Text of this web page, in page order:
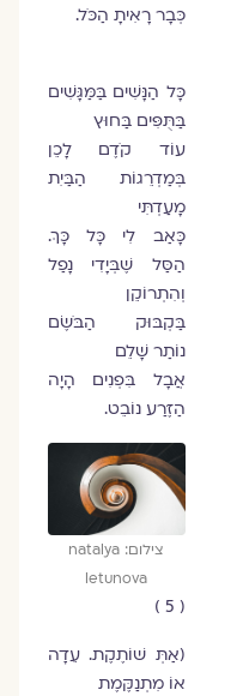
כְּבָר רָאִיתָ הַכֹּל.
כָּל הַנָּשִׁים בַּמַּגָּשִׁים
בַּתֻּפִּים בַּחוּץ
עוֹד קֹדֶם לָכֵן
בְּמַדְרֵגוֹת הַבַּיִת
מָעַדְתִּי
כָּאַב לִי כָּל כָּךְ.
הַסַּל שֶׁבְּיָדִי נָפַל
וְהִתְרוֹקֵן
בַּקְבּוּק הַבֹּשֶׂם
נוֹתַר שָׁלֵם
אֲבָל בִּפְנִים הָיָה
הַזֶּרַע נוֹבֵט.
צילום: natalya
letunova
(אַתְּ שׁוֹתֶקֶת. עֵדָה
אוֹ מִתְנַקֶּמֶת